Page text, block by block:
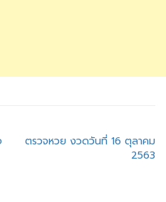
ตรวจหวย งวดวันที่ 16 ตุลาคม
2563